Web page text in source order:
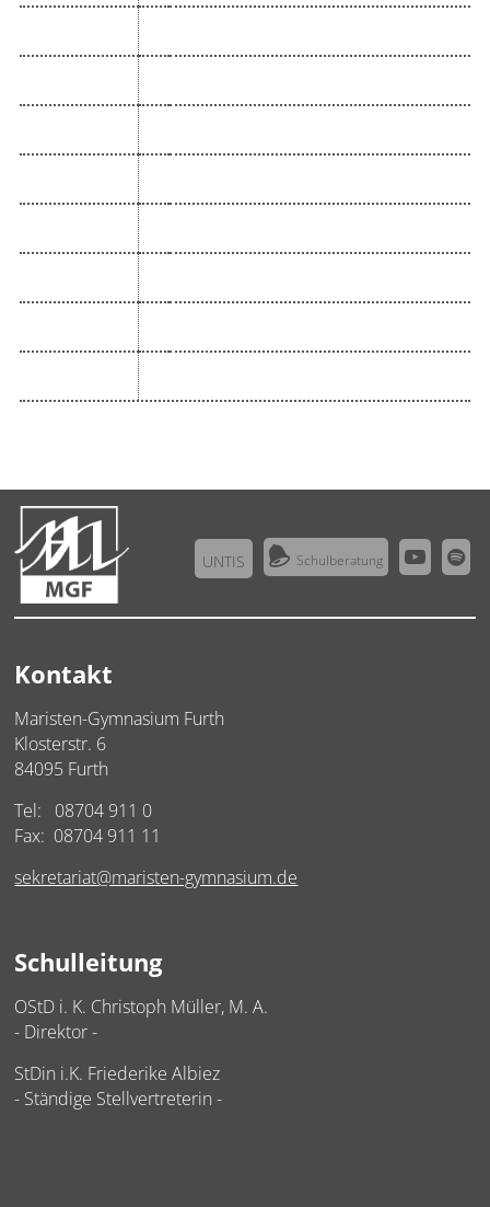


 Schulberatung
UNTIS
Kontakt
Maristen-Gymnasium Furth
Klosterstr. 6
84095 Furth
Tel: 08704 911 0
Fax: 08704 911 11
sekretariat@maristen-gymnasium.de
Schulleitung
OStD i. K. Christoph Müller, M. A.
- Direktor -
StDin i.K. Friederike Albiez
- Ständige Stellvertreterin -